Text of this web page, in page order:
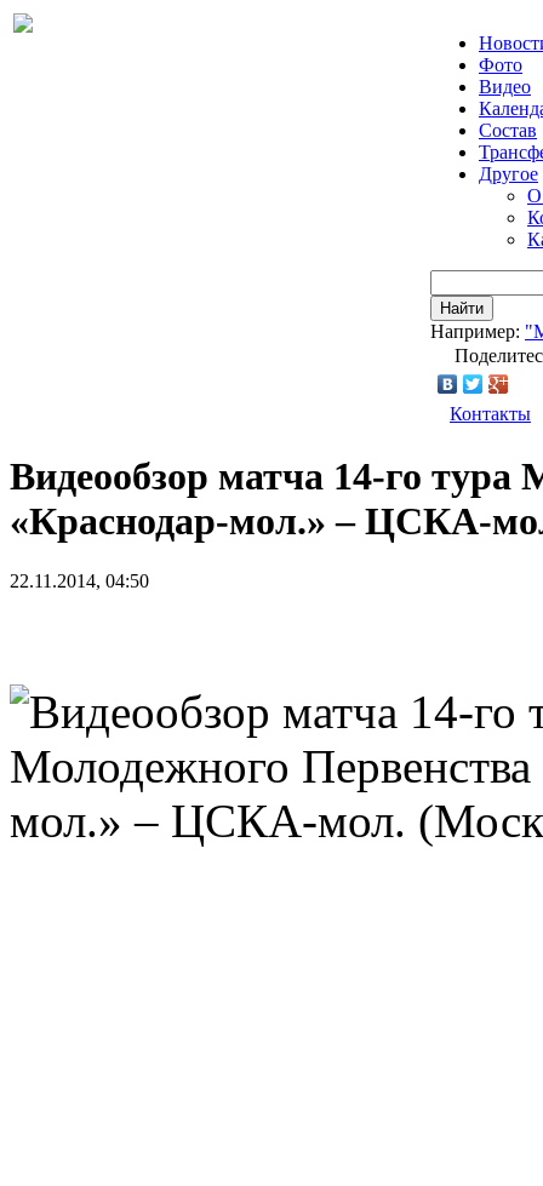
Фото
Видео
Состав
Другое
О
Найти
Например:
Контакты
Видеообзор матча 14-го тура
«Краснодар-мол.» – ЦСКА-
22.11.2014, 04:50